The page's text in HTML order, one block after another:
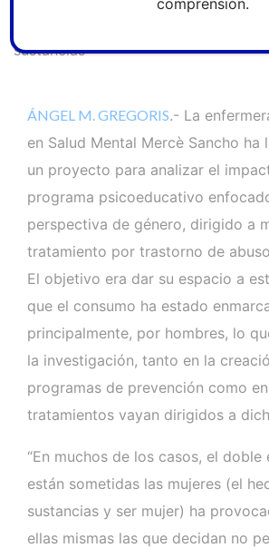
sustancias
ÁNGEL M. GREGORIS.- La
en Salud Mental Mercè Sancho ha
un proyecto para analizar el
programa psicoeducativo
perspectiva de género, dirigido a
tratamiento por trastorno de
El objetivo era dar su espacio a
que el consumo ha estado
principalmente, por hombres, lo
la investigación, tanto en la
programas de prevención como
tratamientos vayan dirigidos a
“En muchos de los casos, el doble
están sometidas las mujeres (el
sustancias y ser mujer) ha
ellas mismas las que decidan no
comprensión.